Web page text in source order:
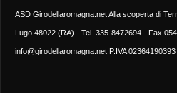
ASD Girodellaromagna.net Alla scoperta di
Lugo 48022 (RA) - Tel. 335-8472694 - Fax
info@girodellaromagna.net P.IVA